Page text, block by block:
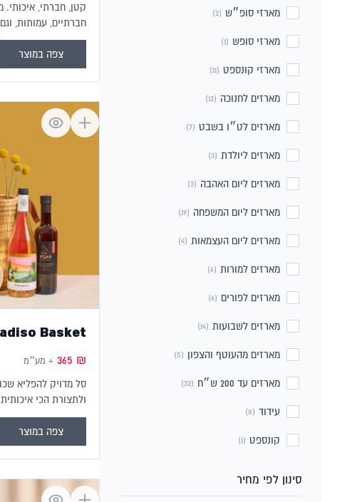
מארזי סופ״ש (2)
מארזי סופש (1)
מארזי קונספט (11)
מארזים לחנוכה (12)
מארזים לט״ו בשבט (7)
מארזים ליולדת (3)
מארזים ליום האהבה (3)
מארזים ליום המשפחה (19)
מארזים ליום העצמאות (4)
מארזים למורות (6)
מארזים לפורים (6)
מארזים לשבועות (14)
מארזים מהעוטף והצפון (5)
מארזים עד 200 ש״ח (32)
עידוד (8)
קונספט (1)
סינון לפי מחיר
קטן, חברתי, איכותי.
חברתיים, עמותות,
מתנה לפסח
שצריכים אותנו.
צפה במוצר
Basket
365 ₪ + מע״מ
סל מדויק להפליא
ולתצורת הכי
צפה במוצר